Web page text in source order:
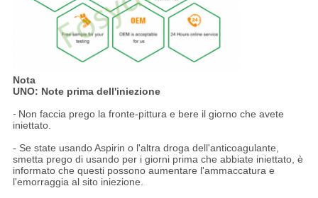
Nota
UNO: Note prima dell'iniezione
- Non faccia prego la fronte-pittura e bere il giorno che avete
iniettato.
- Se state usando Aspirin o l'altra droga dell'anticoagulante,
smetta prego di usando per i giorni prima che abbiate iniettato, è
informato che questi possono aumentare l'ammaccatura e
l'emorraggia al sito iniezione.